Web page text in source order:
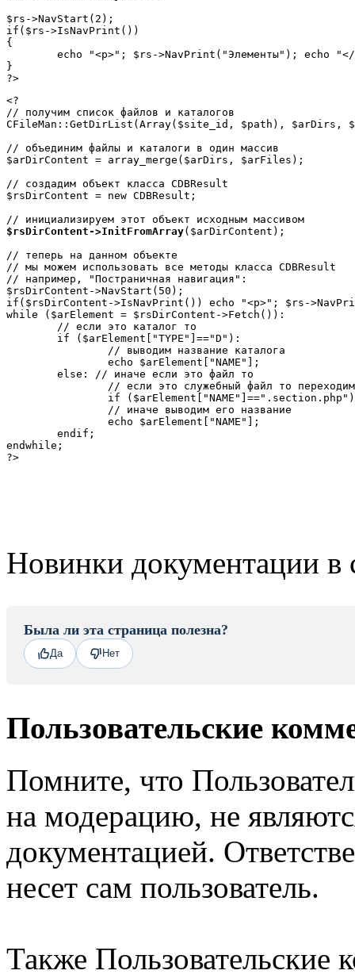
$rs->NavStart(2);
if($rs->IsNavPrint())
{
}
?>
<?
// получим список файлов и каталогов
CFileMan::GetDirList(Array($site_id, $path),
// объединим файлы и каталоги в один массив
$arDirContent = array_merge($arDirs, $arFiles);
// создадим объект класса CDBResult
$rsDirContent = new CDBResult;
$rsDirContent->InitFromArray($arDirContent);
// теперь на данном объекте
// мы можем использовать все методы класса CDBResult
// например, "Постраничная навигация":
$rsDirContent->NavStart(50);
if($rsDirContent->IsNavPrint()) echo "<p>"; $rs-
while ($arElement = $rsDirContent->Fetch()):
endwhile;
?>
Новинки документации в
Была ли эта страница полезна?
Да Нет
Пользовательские
Помните, что
на модерацию, не
документацией.
несет сам пользователь.
Также Пользовательские